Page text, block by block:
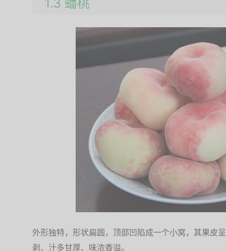
1.3 蟠桃
外形独特，形状扁圆，顶部凹陷成一个小窝，其果皮
剥、汁多甘厚、味浓香溢。